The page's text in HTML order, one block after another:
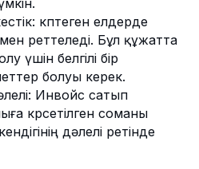
көптеген елдерде
реттеледі. Бұл құжатта
үшін белгілі бір
болуы керек.
Инвойс сатып
көрсетілген соманы
дәлелі ретінде